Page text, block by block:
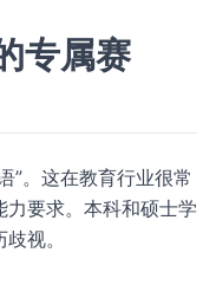
专属赛
”。这在教育行业很常
力要求。本科和硕士学
视。